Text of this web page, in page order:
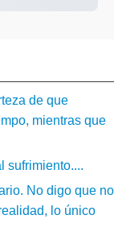
de que
mientras que
sufrimiento....
No digo que no
lo único